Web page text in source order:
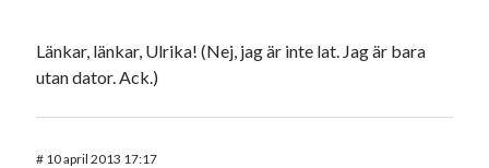
Länkar, länkar, Ulrika! (Nej, jag är inte lat. Jag är bara
utan dator. Ack.)
# 10 april 2013 17:17